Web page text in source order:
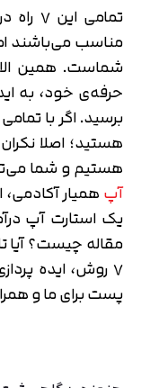
شماست. همین
حرفه‌ی خود، به
برسید. اگر با
هستید؛ اصلا
هستیم و شما
آپهمیار
یک استارت آپ
مقاله چیست؟ آیا
۷ روش، ایده
پست برای ما و